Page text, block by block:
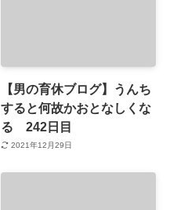
【男の育休ブログ】うんち
すると何故かおとなしくな
る 242日目
2021年12月29日